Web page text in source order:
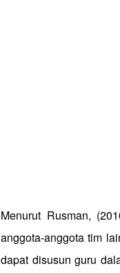
Menurut Rusman,
anggota-anggota tim
dapat disusun guru